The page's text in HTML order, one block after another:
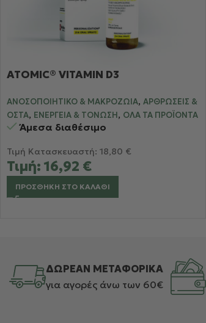
ATOMIC® VITAMIN D3
ΑΝΟΣΟΠΟΙΗΤΙΚΌ & ΜΑΚΡΟΖΩΊΑ, ΑΡΘΡΏΣΕΙΣ &
ΟΣΤΆ, ΕΝΈΡΓΕΙΑ & ΤΌΝΩΣΗ, ΌΛΑ ΤΑ ΠΡΟΪΌΝΤΑ
Άμεσα διαθέσιμο
Τιμή Κατασκευαστή: 18,80 €
Τιμή: 16,92 €
ΠΡΟΣΘΉΚΗ ΣΤΟ ΚΑΛΆΘΙ
ΔΩΡΕΑΝ ΜΕΤΑΦΟΡΙΚΑ
για αγορές άνω των 60€